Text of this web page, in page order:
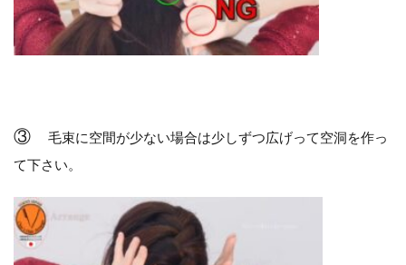
③
毛束に空間が少ない場合は少しずつ広げって空洞を作っ
て下さい。